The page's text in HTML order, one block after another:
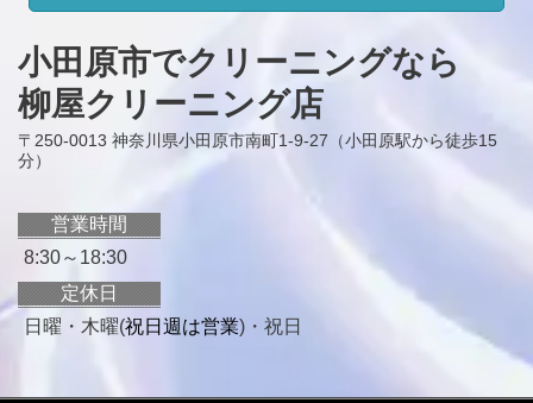
小田原市でクリーニングなら
柳屋クリーニング店
〒250-0013 神奈川県小田原市南町1-9-27（小田原駅から徒歩15
分）
営業時間
8:30～18:30
定休日
日曜・木曜(祝日週は営業)・祝日